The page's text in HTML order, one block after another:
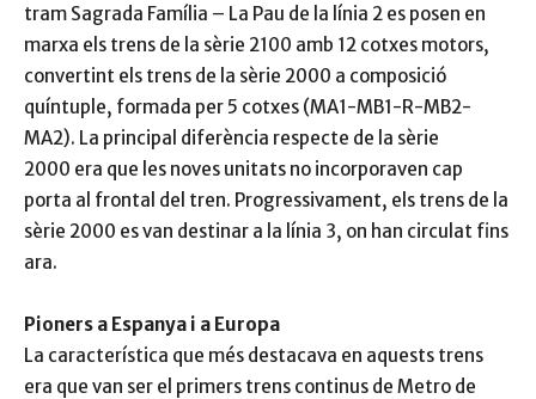
tram Sagrada Família – La Pau de la línia 2 es posen en
marxa els trens de la sèrie 2100 amb 12 cotxes motors,
convertint els trens de la sèrie 2000 a composició
quíntuple, formada per 5 cotxes (MA1-MB1-R-MB2-
MA2). La principal diferència respecte de la sèrie
2000 era que les noves unitats no incorporaven cap
porta al frontal del tren. Progressivament, els trens de la
sèrie 2000 es van destinar a la línia 3, on han circulat fins
ara.
Pioners a Espanya i a Europa
La característica que més destacava en aquests trens
era que van ser el primers trens continus de Metro de